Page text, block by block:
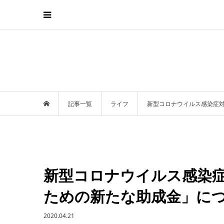
記事一覧 ライフ 新型コロナウイルス感染症
新型コロナウイルス感染
ための新たな助成金」に
2020.04.21